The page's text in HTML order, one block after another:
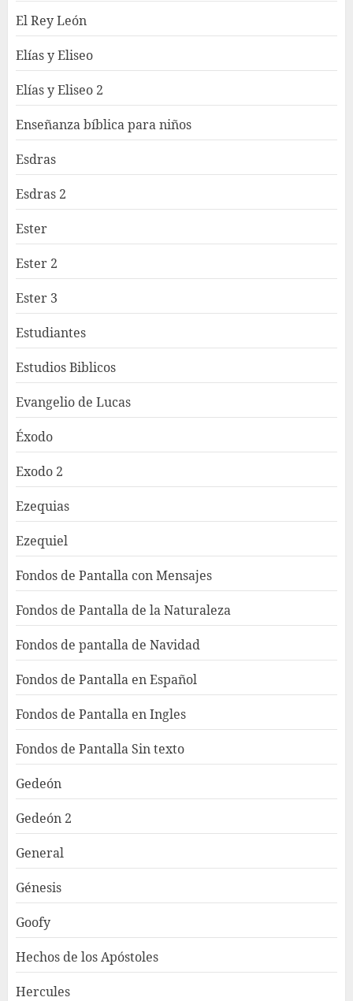
El Rey León
Elías y Eliseo
Elías y Eliseo 2
Enseñanza bíblica para niños
Esdras
Esdras 2
Ester
Ester 2
Ester 3
Estudiantes
Estudios Biblicos
Evangelio de Lucas
Éxodo
Exodo 2
Ezequias
Ezequiel
Fondos de Pantalla con Mensajes
Fondos de Pantalla de la Naturaleza
Fondos de pantalla de Navidad
Fondos de Pantalla en Español
Fondos de Pantalla en Ingles
Fondos de Pantalla Sin texto
Gedeón
Gedeón 2
General
Génesis
Goofy
Hechos de los Apóstoles
Hercules